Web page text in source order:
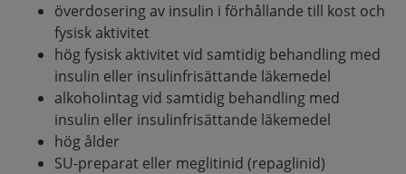
överdosering av insulin i förhållande till kost och
fysisk aktivitet
hög fysisk aktivitet vid samtidig behandling med
insulin eller insulinfrisättande läkemedel
alkoholintag vid samtidig behandling med
insulin eller insulinfrisättande läkemedel
hög ålder
SU-preparat eller meglitinid (repaglinid)